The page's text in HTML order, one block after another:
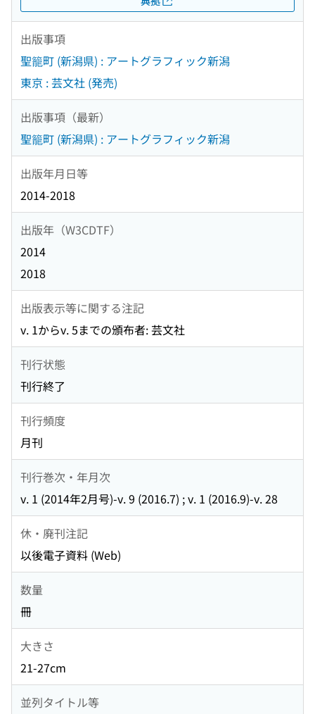
出版事項
聖籠町 (新潟県) : アートグラフィック新潟
東京 : 芸文社 (発売)
出版事項（最新）
聖籠町 (新潟県) : アートグラフィック新潟
出版年月日等
2014-2018
出版年（W3CDTF）
2014
2018
出版表示等に関する注記
v. 1からv. 5までの頒布者: 芸文社
刊行状態
刊行終了
刊行頻度
月刊
刊行巻次・年月次
v. 1 (2014年2月号)-v. 9 (2016.7) ; v. 1 (2016.9)-v. 28
休・廃刊注記
以後電子資料 (Web)
数量
冊
大きさ
21-27cm
並列タイトル等